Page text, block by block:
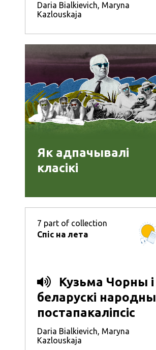
Daria Bialkievich, Maryna
Kazlouskaja
Як адпачывалі
класікі
7 part of collection
Спіс на лета
Кузьма Чорны і
беларускі народны
постапакаліпcіс
Daria Bialkievich, Maryna
Kazlouskaja